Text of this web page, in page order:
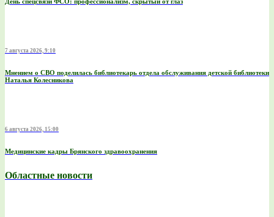
7 августа 2026, 9:10
Мнением о СВО поделилась библиотекарь отдела обслуживания детской библиотеки
Наталья Колесникова
6 августа 2026, 15:00
Медицинские кадры Брянского здравоохранения
Областные новости